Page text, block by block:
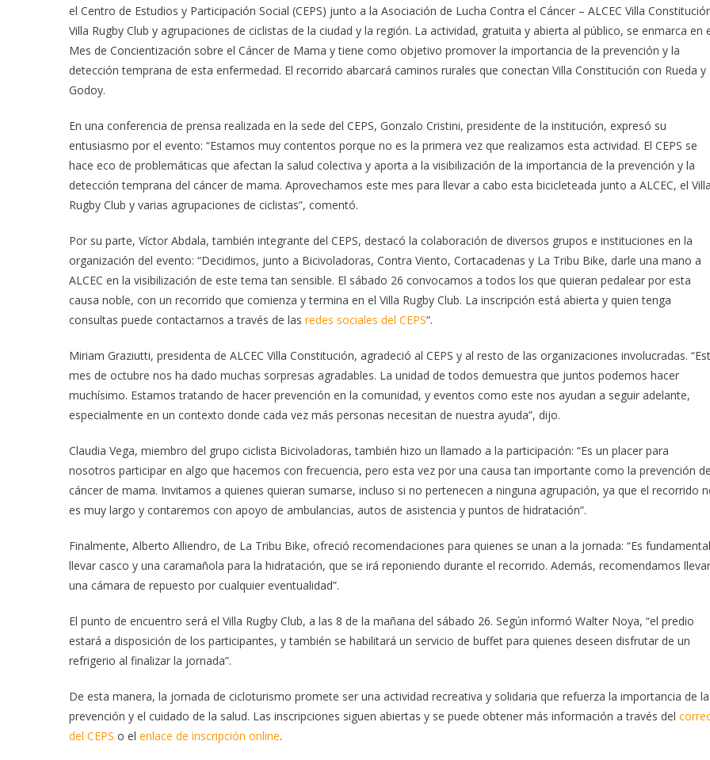
el Centro de Estudios y Participación Social (CEPS) junto a la Asociación de Lucha Contra el Cáncer – ALCEC Villa
Villa Rugby Club y agrupaciones de ciclistas de la ciudad y la región. La actividad, gratuita y abierta al público, se enmarca en
Mes de Concientización sobre el Cáncer de Mama y tiene como objetivo promover la importancia de la prevención y la
detección temprana de esta enfermedad. El recorrido abarcará caminos rurales que conectan Villa Constitución con Rueda y
Godoy.
En una conferencia de prensa realizada en la sede del CEPS, Gonzalo Cristini, presidente de la institución, expresó su
entusiasmo por el evento: “Estamos muy contentos porque no es la primera vez que realizamos esta actividad. El CEPS se
hace eco de problemáticas que afectan la salud colectiva y aporta a la visibilización de la importancia de la prevención y la
detección temprana del cáncer de mama. Aprovechamos este mes para llevar a cabo esta bicicleteada junto a ALCEC, el Villa
Rugby Club y varias agrupaciones de ciclistas”, comentó.
Por su parte, Víctor Abdala, también integrante del CEPS, destacó la colaboración de diversos grupos e instituciones en la
organización del evento: “Decidimos, junto a Bicivoladoras, Contra Viento, Cortacadenas y La Tribu Bike, darle una mano a
ALCEC en la visibilización de este tema tan sensible. El sábado 26 convocamos a todos los que quieran pedalear por esta
causa noble, con un recorrido que comienza y termina en el Villa Rugby Club. La inscripción está abierta y quien tenga
consultas puede contactarnos a través de las redes sociales del CEPS“.
Miriam Graziutti, presidenta de ALCEC Villa Constitución, agradeció al CEPS y al resto de las organizaciones involucradas.
mes de octubre nos ha dado muchas sorpresas agradables. La unidad de todos demuestra que juntos podemos hacer
muchísimo. Estamos tratando de hacer prevención en la comunidad, y eventos como este nos ayudan a seguir adelante,
especialmente en un contexto donde cada vez más personas necesitan de nuestra ayuda”, dijo.
Claudia Vega, miembro del grupo ciclista Bicivoladoras, también hizo un llamado a la participación: “Es un placer para
nosotros participar en algo que hacemos con frecuencia, pero esta vez por una causa tan importante como la prevención
cáncer de mama. Invitamos a quienes quieran sumarse, incluso si no pertenecen a ninguna agrupación, ya que el recorrido
es muy largo y contaremos con apoyo de ambulancias, autos de asistencia y puntos de hidratación”.
Finalmente, Alberto Alliendro, de La Tribu Bike, ofreció recomendaciones para quienes se unan a la jornada: “Es fundamental
llevar casco y una caramañola para la hidratación, que se irá reponiendo durante el recorrido. Además, recomendamos llevar
una cámara de repuesto por cualquier eventualidad”.
El punto de encuentro será el Villa Rugby Club, a las 8 de la mañana del sábado 26. Según informó Walter Noya, “el predio
estará a disposición de los participantes, y también se habilitará un servicio de buffet para quienes deseen disfrutar de un
refrigerio al finalizar la jornada”.
De esta manera, la jornada de cicloturismo promete ser una actividad recreativa y solidaria que refuerza la importancia de la
prevención y el cuidado de la salud. Las inscripciones siguen abiertas y se puede obtener más información a través del
del CEPS o el enlace de inscripción online.